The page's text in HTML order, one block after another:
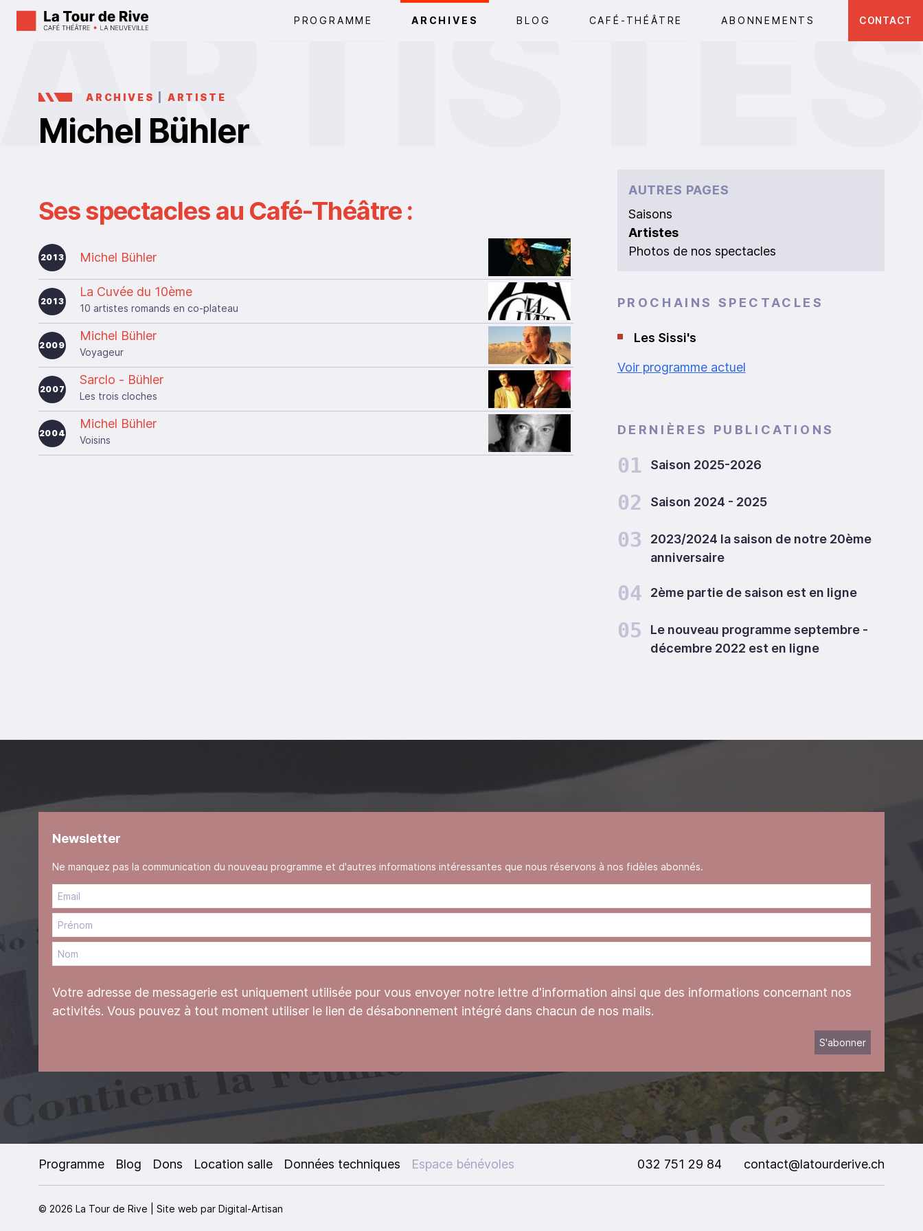
PROGRAMME ARCHIVES BLOG CAFÉ-THÉÂTRE ABONNEMENTS CONTACT
ARCHIVES ARTISTE
Michel Bühler
Ses spectacles au Café-Théâtre :
2013 Michel Bühler
2013
La Cuvée du 10ème
10 artistes romands en co-plateau
2009
Michel Bühler
Voyageur
2007
Sarclo - Bühler
Les trois cloches
2004
Michel Bühler
Voisins
AUTRES PAGES
Saisons
Artistes
Photos de nos spectacles
PROCHAINS SPECTACLES
Les Sissi's
Voir programme actuel
DERNIÈRES PUBLICATIONS
01 Saison 2025-2026
02 Saison 2024 - 2025
03
2023/2024 la saison de notre 20ème
anniversaire
04 2ème partie de saison est en ligne
05
Le nouveau programme septembre -
décembre 2022 est en ligne
Newsletter
Ne manquez pas la communication du nouveau programme et d'autres informations intéressantes que nous réservons à nos fidèles abonnés.
Votre adresse de messagerie est uniquement utilisée pour vous envoyer notre lettre d'information ainsi que des informations concernant nos
activités. Vous pouvez à tout moment utiliser le lien de désabonnement intégré dans chacun de nos mails.
Programme Blog Dons Location salle Données techniques Espace bénévoles 032 751 29 84 contact@latourderive.ch
© 2026 La Tour de Rive | Site web par Digital-Artisan